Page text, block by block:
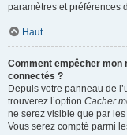
paramètres et préférences
Haut
Comment empêcher mon
connectés ?
Depuis votre panneau de
trouverez l’option Cacher
ne serez visible que par
Vous serez compté parmi